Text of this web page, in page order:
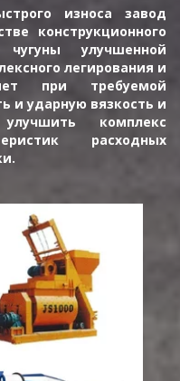
износа завод
конструкционного
чугуны улучшенной
легирования и
при требуемой
и ударную вязкость и
комплекс
расходных